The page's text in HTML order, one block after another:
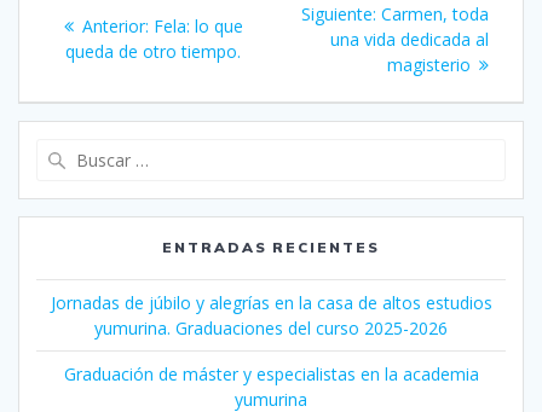
de
entradas
Anterior: Entrada
anterior:
Fela: lo que
queda de otro tiempo.
Siguiente: Siguiente
entrada:
Carmen, toda
una vida dedicada al
magisterio
ENTRADAS RECIENTES
Jornadas de júbilo y alegrías en la casa de altos estudios
yumurina. Graduaciones del curso 2025-2026
Graduación de máster y especialistas en la academia
yumurina